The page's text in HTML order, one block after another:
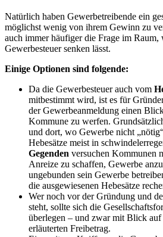
Natürlich haben Gewerbetreibende ein
möglichst wenig von ihrem Gewinn zu
auch immer häufiger die Frage im Raum,
Gewerbesteuer senken lässt.
Einige Optionen sind folgende:
Da die Gewerbesteuer auch vom
mitbestimmt wird, ist es für
der Gewerbeanmeldung einen
Kommune zu werfen.
und dort, wo Gewerbe nicht
Hebesätze meist in
Gegenden versuchen Kommunen
Anreize zu schaffen, Gewerbe
ungebunden sein Gewerbe
die ausgewiesenen Hebesätze
Wer noch vor der Gründung und
steht, sollte sich die
überlegen – und zwar mit Blick auf
erläuterten Freibetrag.